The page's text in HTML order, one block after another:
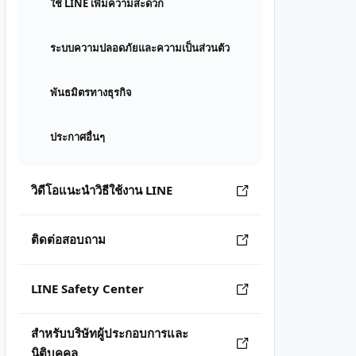
ใช้ LINE เพิ่มความสะดวก
ระบบความปลอดภัยและความเป็นส่วนตัว
พันธมิตรทางธุรกิจ
ประกาศอื่นๆ
วิดีโอแนะนำวิธีใช้งาน LINE
ติดต่อสอบถาม
LINE Safety Center
สำหรับบริษัทผู้ประกอบการและ
นิติบุคคล